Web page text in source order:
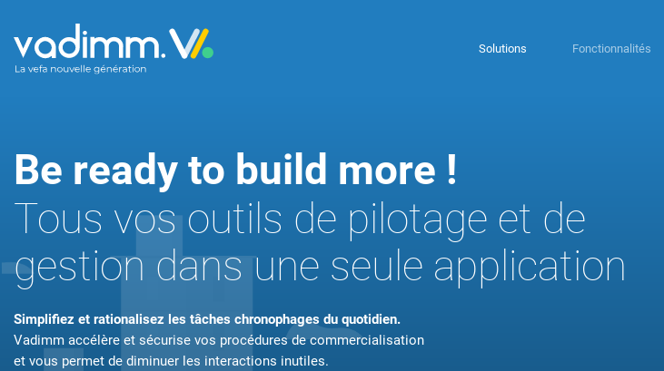
Solutions
Libérez-vous des tâches chronophages et gagnez
en efficacité.
FONCTIONNALITÉS DÉDIÉES
Fonctionnalités
Be ready to build more !
Tous vos outils de pilotage et de
gestion dans une seule application
Simplifiez et rationalisez les tâches chronophages du quotidien.
Vadimm accélère et sécurise vos procédures de commercialisation
et vous permet de diminuer les interactions inutiles.